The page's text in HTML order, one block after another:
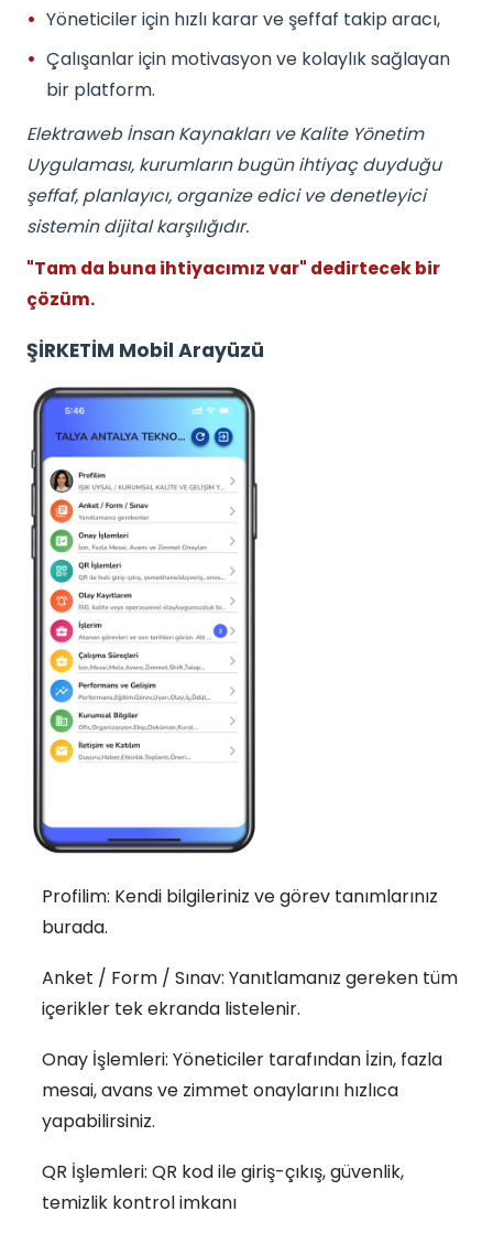
Yöneticiler için hızlı karar ve şeffaf takip aracı,
Çalışanlar için motivasyon ve kolaylık sağlayan
bir platform.
Elektraweb İnsan Kaynakları ve Kalite Yönetim
Uygulaması, kurumların bugün ihtiyaç duyduğu
şeffaf, planlayıcı, organize edici ve denetleyici
sistemin dijital karşılığıdır.
"Tam da buna ihtiyacımız var" dedirtecek bir
çözüm.
ŞİRKETİM Mobil Arayüzü
Profilim: Kendi bilgileriniz ve görev tanımlarınız
burada.
Anket / Form / Sınav: Yanıtlamanız gereken tüm
içerikler tek ekranda listelenir.
Onay İşlemleri: Yöneticiler tarafından İzin, fazla
mesai, avans ve zimmet onaylarını hızlıca
yapabilirsiniz.
QR İşlemleri: QR kod ile giriş-çıkış, güvenlik,
temizlik kontrol imkanı